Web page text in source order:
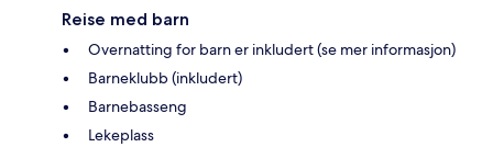
Reise med barn
Overnatting for barn er inkludert (se mer informasjon)
Barneklubb (inkludert)
Barnebasseng
Lekeplass